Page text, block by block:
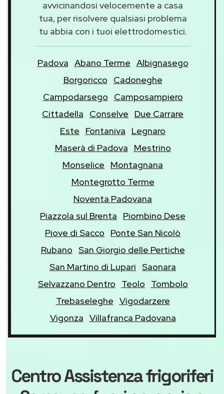
avvicinandosi velocemente a casa
tua, per risolvere qualsiasi problema
tu abbia con i tuoi elettrodomestici.
Padova Abano Terme Albignasego
Borgoricco
Cadoneghe
Campodarsego
Camposampiero
Cittadella
Conselve
Due Carrare
Este
Fontaniva
Legnaro
Maserà di Padova
Mestrino
Monselice
Montagnana
Montegrotto Terme
Noventa Padovana
Piazzola sul Brenta
Piombino Dese
Piove di Sacco
Ponte San Nicolò
Rubano San Giorgio delle Pertiche
San Martino di Lupari Saonara
Selvazzano Dentro
Teolo
Tombolo
Trebaseleghe Vigodarzere
Vigonza Villafranca Padovana
Centro Assistenza frigoriferi